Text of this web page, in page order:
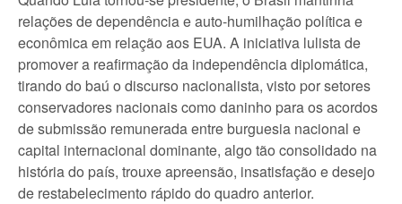
relações de dependência e auto-humilhação política e
econômica em relação aos EUA. A iniciativa lulista de
promover a reafirmação da independência diplomática,
tirando do baú o discurso nacionalista, visto por setores
conservadores nacionais como daninho para os acordos
de submissão remunerada entre burguesia nacional e
capital internacional dominante, algo tão consolidado na
história do país, trouxe apreensão, insatisfação e desejo
de restabelecimento rápido do quadro anterior.